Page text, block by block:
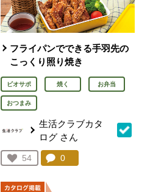
フライパンでできる手羽先の
こっくり照り焼き
ビオサポ 焼く お弁当
おつまみ
生活クラブカタ
ログ さん
お気に入り登録：
54
人が登録
コメント：
0件。コメントを見る。